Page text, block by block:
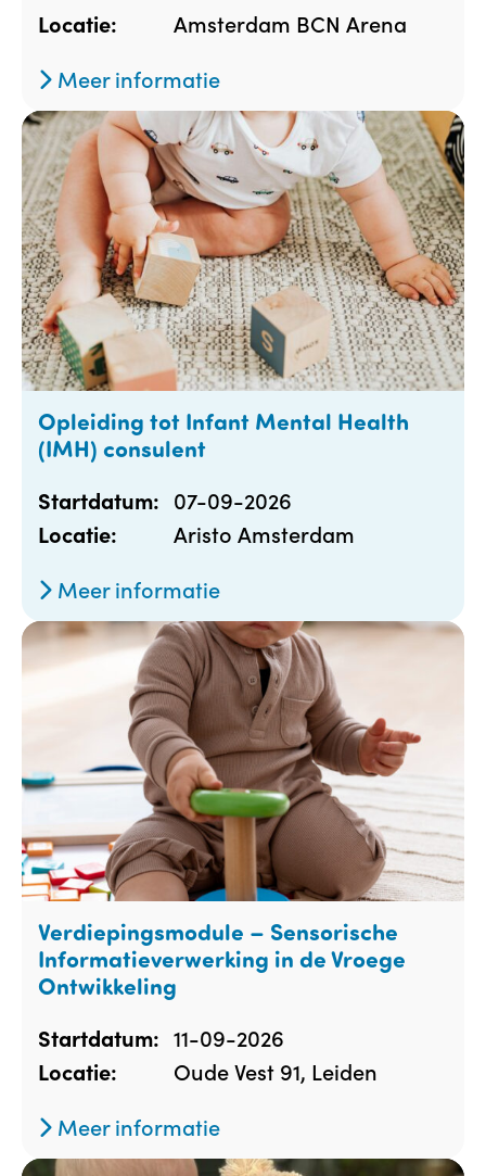
Locatie:
Amsterdam BCN Arena
Meer informatie
Opleiding tot Infant Mental Health
(IMH) consulent
Startdatum: 07-09-2026
Locatie:
Aristo Amsterdam
Meer informatie
Verdiepingsmodule – Sensorische
Informatieverwerking in de Vroege
Ontwikkeling
Startdatum: 11-09-2026
Locatie:
Oude Vest 91, Leiden
Meer informatie